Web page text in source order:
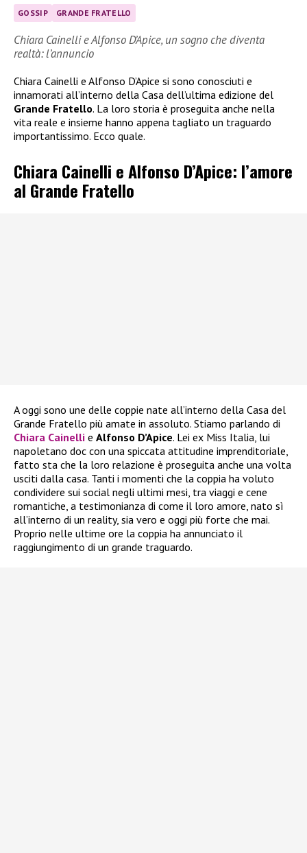
GOSSIP GRANDE FRATELLO
Chiara Cainelli e Alfonso D’Apice, un sogno che diventa
realtà: l’annuncio
Chiara Cainelli e Alfonso D’Apice si sono conosciuti e
innamorati all’interno della Casa dell’ultima edizione del
Grande Fratello. La loro storia è proseguita anche nella
vita reale e insieme hanno appena tagliato un traguardo
importantissimo. Ecco quale.
Chiara Cainelli e Alfonso D’Apice: l’amore
al Grande Fratello
A oggi sono une delle coppie nate all’interno della Casa del
Grande Fratello più amate in assoluto. Stiamo parlando di
Chiara Cainelli e Alfonso D’Apice. Lei ex Miss Italia, lui
napoletano doc con una spiccata attitudine imprenditoriale,
fatto sta che la loro relazione è proseguita anche una volta
usciti dalla casa. Tanti i momenti che la coppia ha voluto
condividere sui social negli ultimi mesi, tra viaggi e cene
romantiche, a testimonianza di come il loro amore, nato sì
all’interno di un reality, sia vero e oggi più forte che mai.
Proprio nelle ultime ore la coppia ha annunciato il
raggiungimento di un grande traguardo.